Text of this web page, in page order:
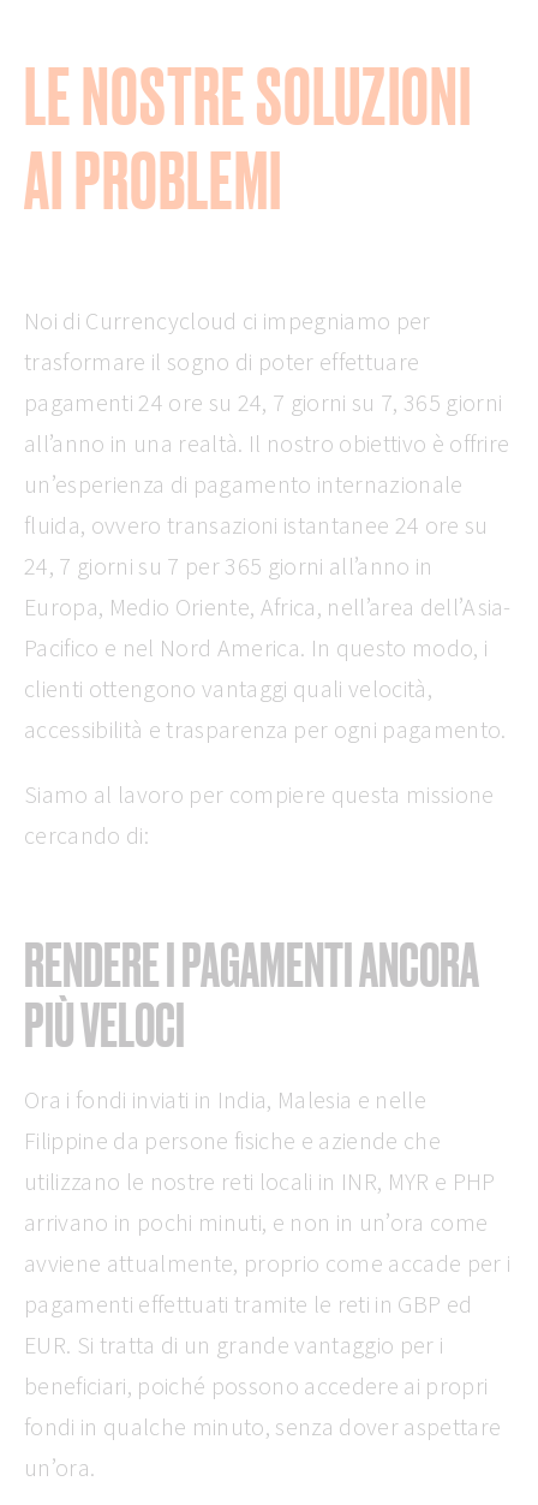
LE NOSTRE SOLUZIONI
AI PROBLEMI
Noi di Currencycloud ci impegniamo per
trasformare il sogno di poter effettuare
pagamenti 24 ore su 24, 7 giorni su 7, 365 giorni
all’anno in una realtà. Il nostro obiettivo è offrire
un’esperienza di pagamento internazionale
fluida, ovvero transazioni istantanee 24 ore su
24, 7 giorni su 7 per 365 giorni all’anno in
Europa, Medio Oriente, Africa, nell’area dell’Asia-
Pacifico e nel Nord America. In questo modo, i
clienti ottengono vantaggi quali velocità,
accessibilità e trasparenza per ogni pagamento.
Siamo al lavoro per compiere questa missione
cercando di:
RENDERE I PAGAMENTI ANCORA
PIÙ VELOCI
Ora i fondi inviati in India, Malesia e nelle
Filippine da persone fisiche e aziende che
utilizzano le nostre reti locali in INR, MYR e PHP
arrivano in pochi minuti, e non in un’ora come
avviene attualmente, proprio come accade per i
pagamenti effettuati tramite le reti in GBP ed
EUR. Si tratta di un grande vantaggio per i
beneficiari, poiché possono accedere ai propri
fondi in qualche minuto, senza dover aspettare
un’ora.